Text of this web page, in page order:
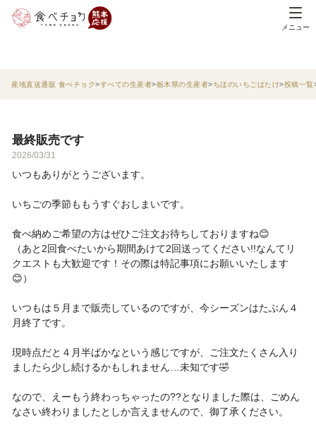
メニュー
産地直送通販 食べチョク すべての生産者 栃木県の生産者 ちほのいちごばたけ 投稿一覧
最終販売です
2026/03/31
いつもありがとうございます。
いちごの季節ももうすぐおしまいです。
食べ納めご希望の方はぜひご注文お待ちしておりますね😊
（あと2回食べたいから期間あけて2回送ってください!!なんてリ
クエストも大歓迎です！その際は特記事項にお願いいたします
😊）
いつもは５月まで販売しているのですが、今シーズンはたぶん４
月終了です。
現時点だと４月半ばかなという感じですが、ご注文たくさん入り
ましたら少し続けるかもしれません…未知です🤣
なので、えーもう終わっちゃったの??となりました際は、ごめん
なさい終わりましたとしか言えませんので、御了承ください。